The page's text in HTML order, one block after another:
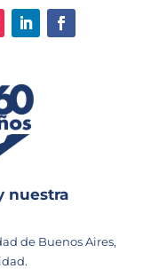
nuestra
de Buenos Aires,